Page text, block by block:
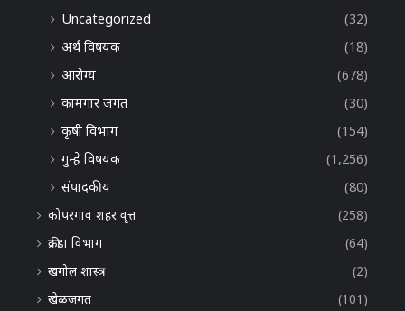
Uncategorized
(32)
अर्थ विषयक
(18)
आरोग्य
(678)
कामगार जगत
(30)
कृषी विभाग
(154)
गुन्हे विषयक
(1,256)
संपादकीय
(80)
कोपरगाव शहर वृत्त
(258)
क्रीडा विभाग
(64)
खगोल शास्त्र
(2)
खेळजगत
(101)